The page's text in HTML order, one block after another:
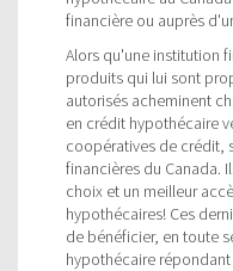
financière ou auprès
Alors qu'une institution
produits qui lui sont
autorisés acheminent
en crédit hypothécaire
coopératives de crédit,
financières du Canada.
choix et un meilleur
hypothécaires! Ces
de bénéficier, en toute
hypothécaire